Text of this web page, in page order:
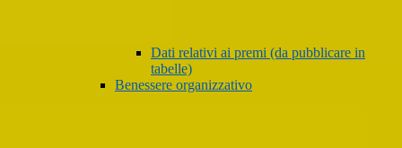
Dati relativi ai premi (da pubblicare in
tabelle)
Benessere organizzativo